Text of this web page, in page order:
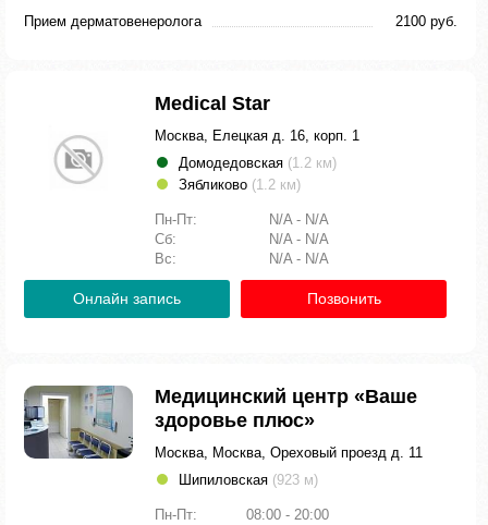
Прием дерматовенеролога 2100 руб.
Medical Star
Москва, Елецкая д. 16, корп. 1
Домодедовская (1.2 км)
Зябликово (1.2 км)
Пн-Пт:
N/A - N/A
Сб:
N/A - N/A
Вс:
N/A - N/A
Онлайн запись Позвонить
Медицинский центр «Ваше
здоровье плюс»
Москва, Москва, Ореховый проезд д. 11
Шипиловская (923 м)
Пн-Пт:
08:00 - 20:00